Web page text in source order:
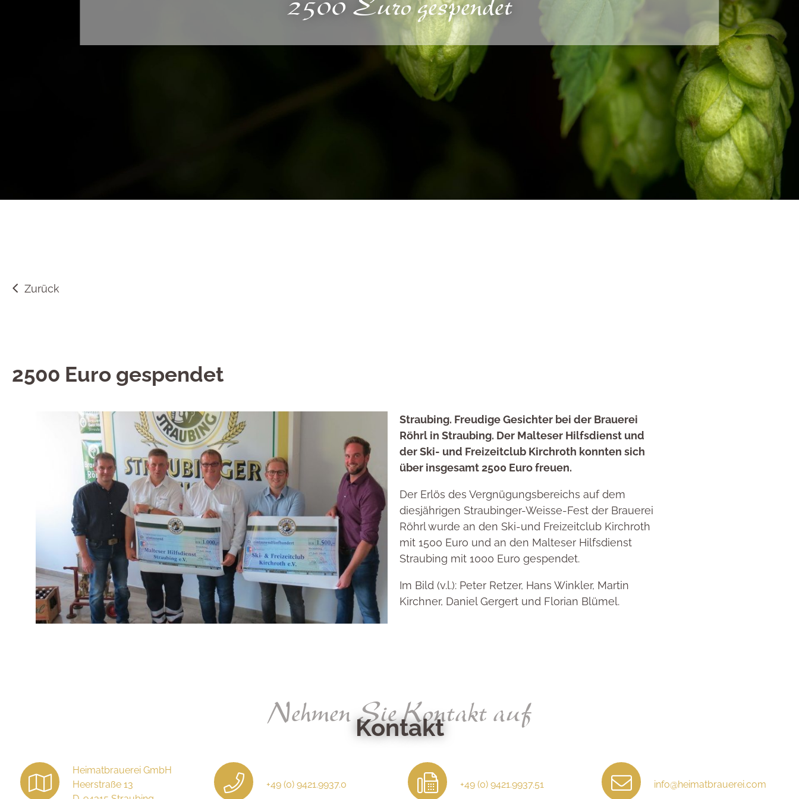
2500 Euro gespendet
Zurück
2500 Euro gespendet
Straubing. Freudige Gesichter bei der Brauerei
Röhrl in Straubing. Der Malteser Hilfsdienst und
der Ski- und Freizeitclub Kirchroth konnten sich
über insgesamt 2500 Euro freuen.
Der Erlös des Vergnügungsbereichs auf dem
diesjährigen Straubinger-Weisse-Fest der Brauerei
Röhrl wurde an den Ski-und Freizeitclub Kirchroth
mit 1500 Euro und an den Malteser Hilfsdienst
Straubing mit 1000 Euro gespendet.
Im Bild (v.l.): Peter Retzer, Hans Winkler, Martin
Kirchner, Daniel Gergert und Florian Blümel.
Nehmen Sie Kontakt auf
Kontakt
Heimatbrauerei GmbH
Heerstraße 13
+49 (0) 9421.9937.0 +49 (0) 9421.9937.51 info@heimatbrauerei.com